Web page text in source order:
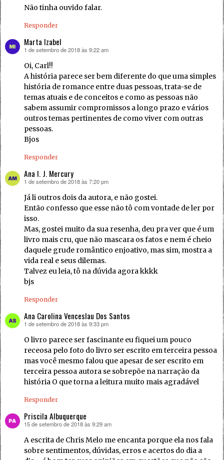
Não tinha ouvido falar.
Responder
Marta Izabel
disse:
1 de setembro de 2018 às 9:22 am
Oi, Carl!!
A história parece ser bem diferente do que uma simples
história de romance entre duas pessoas, trata-se de
temas atuais e de conceitos e como as pessoas não
sabem assumir compromissos a longo prazo e vários
outros temas pertinentes de como viver com outras
pessoas.
Bjos
Responder
Ana I. J. Mercury
disse:
1 de setembro de 2018 às 7:20 pm
Já li outros dois da autora, e não gostei.
Então confesso que esse não tô com vontade de ler por
isso.
Mas, gostei muito da sua resenha, deu pra ver que é um
livro mais cru, que não mascara os fatos e nem é cheio
daquele grude romântico enjoativo, mas sim, mostra a
vida real e seus dilemas.
Talvez eu leia, tô na dúvida agora kkkk
bjs
Responder
Ana Carolina Venceslau Dos Santos
disse:
1 de setembro de 2018 às 9:33 pm
O livro parece ser fascinante eu fiquei um pouco
receosa pelo foto do livro ser escrito em terceira pessoa
mas você mesmo falou que apesar de ser escrito em
terceira pessoa autora se sobrepõe na narração da
história O que torna a leitura muito mais agradável
Responder
Priscila Albuquerque
disse:
15 de setembro de 2018 às 9:29 am
A escrita de Chris Melo me encanta porque ela nos fala
sobre sentimentos, dúvidas, erros e acertos do dia a